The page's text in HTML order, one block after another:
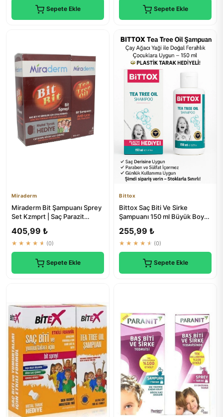
Sepete Ekle Sepete Ekle
Miraderm
Miraderm Bit Şampuanı Sprey
Set Kzmprt | Saç Parazit
405,99 ₺
★★★★★ (0)
Sepete Ekle
Bittox
Bittox Saç Biti Ve Sirke
Şampuanı 150 ml Büyük Boy
255,99 ₺
★★★★★ (0)
Sepete Ekle